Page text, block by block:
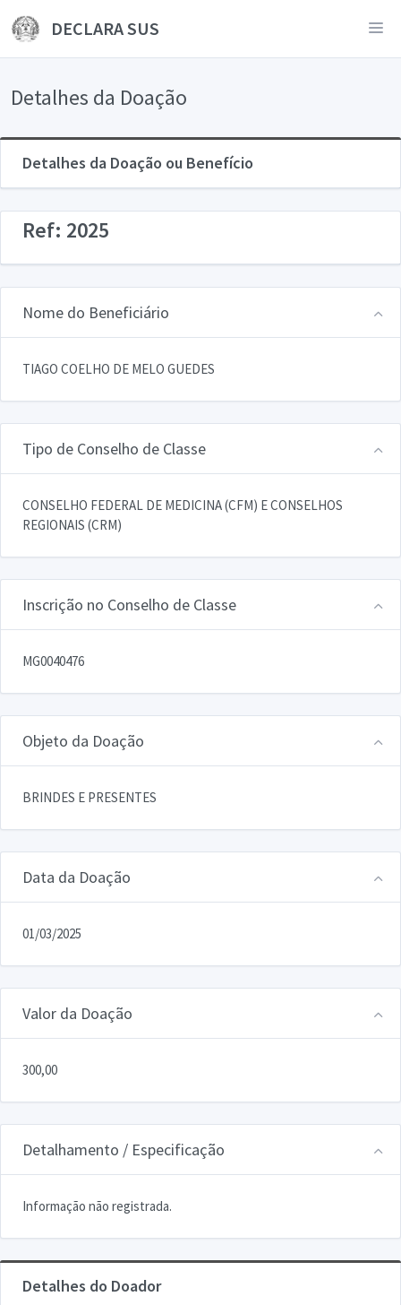
DECLARA SUS
Detalhes da Doação
Detalhes da Doação ou Benefício
Ref: 2025
Nome do Beneficiário
TIAGO COELHO DE MELO GUEDES
Tipo de Conselho de Classe
CONSELHO FEDERAL DE MEDICINA (CFM) E CONSELHOS
REGIONAIS (CRM)
Inscrição no Conselho de Classe
MG0040476
Objeto da Doação
BRINDES E PRESENTES
Data da Doação
01/03/2025
Valor da Doação
300,00
Detalhamento / Especificação
Informação não registrada.
Detalhes do Doador